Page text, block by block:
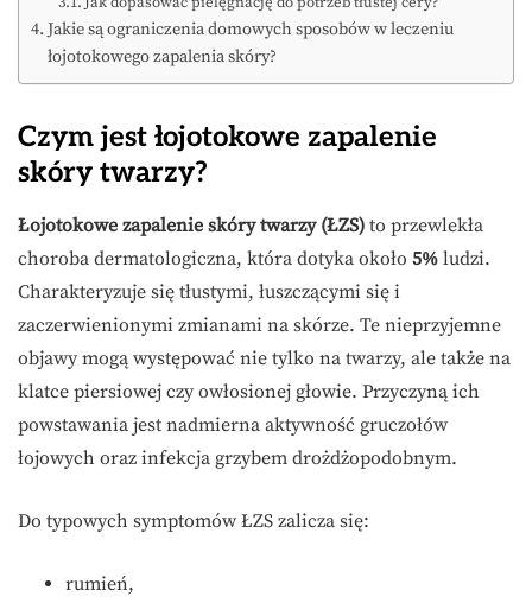
Jakie są ograniczenia domowych sposobów w leczeniu
łojotokowego zapalenia skóry?
Czym jest łojotokowe zapalenie
skóry twarzy?
Łojotokowe zapalenie skóry twarzy (ŁZS) to przewlekła
choroba dermatologiczna, która dotyka około 5% ludzi.
Charakteryzuje się tłustymi, łuszczącymi się i
zaczerwienionymi zmianami na skórze. Te nieprzyjemne
objawy mogą występować nie tylko na twarzy, ale także na
klatce piersiowej czy owłosionej głowie. Przyczyną ich
powstawania jest nadmierna aktywność gruczołów
łojowych oraz infekcja grzybem drożdżopodobnym.
Do typowych symptomów ŁZS zalicza się:
rumień,